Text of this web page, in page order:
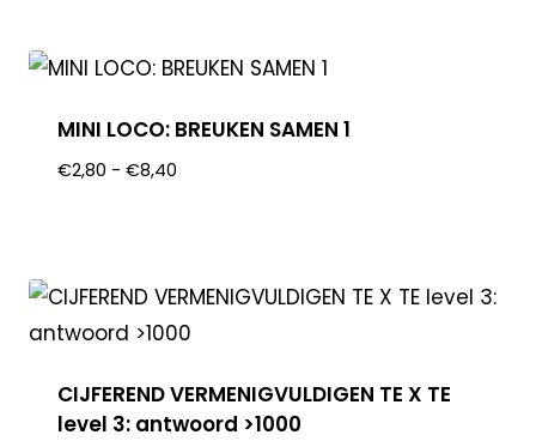
MINI LOCO: BREUKEN SAMEN 1
€2,80 - €8,40
CIJFEREND VERMENIGVULDIGEN TE X TE
level 3: antwoord >1000